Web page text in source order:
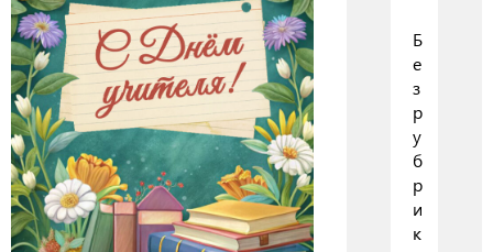
Б
е
з
р
у
б
р
и
к